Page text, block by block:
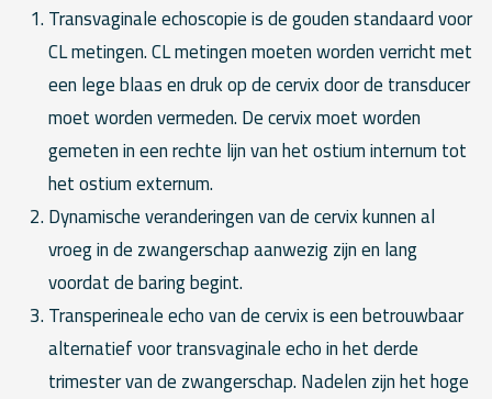
Transvaginale echoscopie is de gouden standaard voor
CL metingen. CL metingen moeten worden verricht met
een lege blaas en druk op de cervix door de transducer
moet worden vermeden. De cervix moet worden
gemeten in een rechte lijn van het ostium internum tot
het ostium externum.
Dynamische veranderingen van de cervix kunnen al
vroeg in de zwangerschap aanwezig zijn en lang
voordat de baring begint.
Transperineale echo van de cervix is een betrouwbaar
alternatief voor transvaginale echo in het derde
trimester van de zwangerschap. Nadelen zijn het hoge